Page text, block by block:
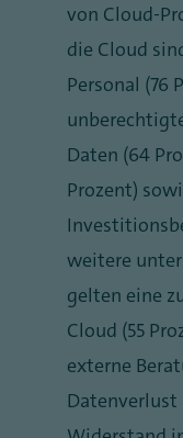
von Cloud-
die Cloud
Personal (76
Daten (64
Prozent)
weitere
gelten eine
Cloud (55
externe
Datenverlust